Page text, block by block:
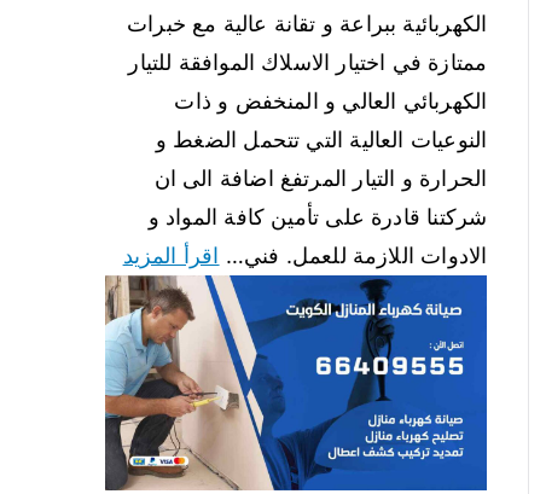
الكهربائية ببراعة و تقانة عالية مع خبرات
ممتازة في اختيار الاسلاك الموافقة للتيار
الكهربائي العالي و المنخفض و ذات
النوعيات العالية التي تتحمل الضغط و
الحرارة و التيار المرتفغ اضافة الى ان
شركتنا قادرة على تأمين كافة المواد و
الادوات اللازمة للعمل. فني… اقرأ المزيد